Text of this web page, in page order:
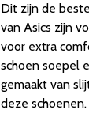
Dit zijn de
van Asics zijn
voor extra
schoen soepel
gemaakt van
deze